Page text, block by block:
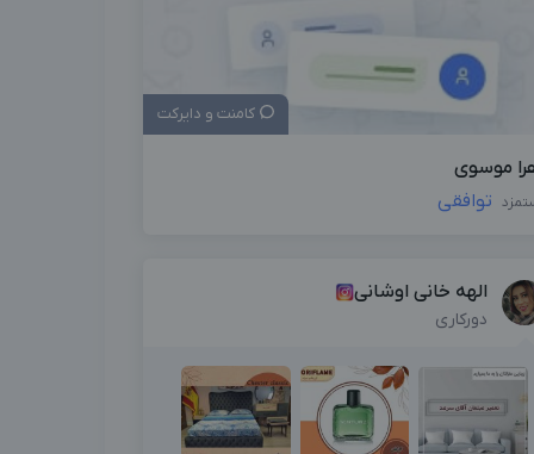
کامنت و دایرکت
موسوی
توافقی
الهه خانی اوشانی
دورکاری